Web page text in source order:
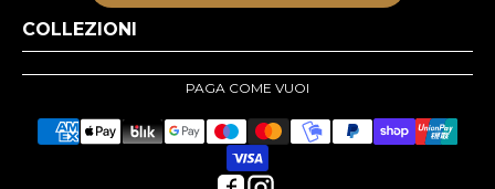
COLLEZIONI
PAGA COME VUOI